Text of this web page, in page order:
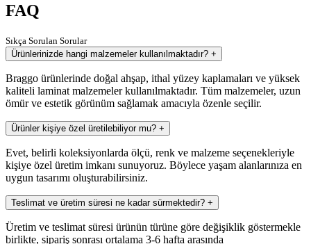
FAQ
Sıkça Sorulan Sorular
Ürünlerinizde hangi malzemeler kullanılmaktadır? +
Braggo ürünlerinde doğal ahşap, ithal yüzey kaplamaları ve yüksek
kaliteli laminat malzemeler kullanılmaktadır. Tüm malzemeler, uzun
ömür ve estetik görünüm sağlamak amacıyla özenle seçilir.
Ürünler kişiye özel üretilebiliyor mu? +
Evet, belirli koleksiyonlarda ölçü, renk ve malzeme seçenekleriyle
kişiye özel üretim imkanı sunuyoruz. Böylece yaşam alanlarınıza en
uygun tasarımı oluşturabilirsiniz.
Teslimat ve üretim süresi ne kadar sürmektedir? +
Üretim ve teslimat süresi ürünün türüne göre değişiklik göstermekle
birlikte, sipariş sonrası ortalama 3-6 hafta arasında